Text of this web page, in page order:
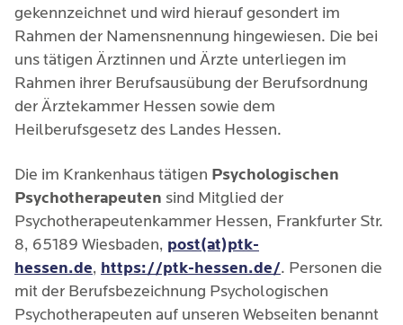
gekennzeichnet und wird hierauf gesondert im
Rahmen der Namensnennung hingewiesen. Die bei
uns tätigen Ärztinnen und Ärzte unterliegen im
Rahmen ihrer Berufsausübung der Berufsordnung
der Ärztekammer Hessen sowie dem
Heilberufsgesetz des Landes Hessen.
Die im Krankenhaus tätigen Psychologischen
Psychotherapeuten sind Mitglied der
Psychotherapeutenkammer Hessen, Frankfurter Str.
8, 65189 Wiesbaden, post(at)ptk-
hessen.de, https://ptk-hessen.de/. Personen die
mit der Berufsbezeichnung Psychologischen
Psychotherapeuten auf unseren Webseiten benannt